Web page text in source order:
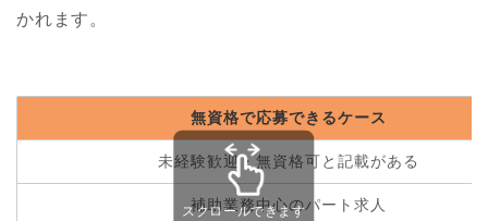
かれます。
無資格で応募できるケース
未経験歓迎・無資格可と記載がある
補助業務中心のパート求人
スクロールできます